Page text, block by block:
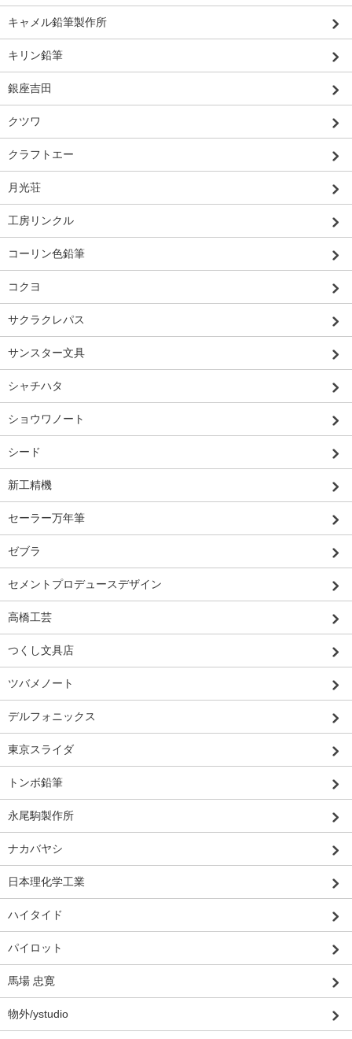
キャメル鉛筆製作所
キリン鉛筆
銀座吉田
クツワ
クラフトエー
月光荘
工房リンクル
コーリン色鉛筆
コクヨ
サクラクレパス
サンスター文具
シャチハタ
ショウワノート
シード
新工精機
セーラー万年筆
ゼブラ
セメントプロデュースデザイン
高橋工芸
つくし文具店
ツバメノート
デルフォニックス
東京スライダ
トンボ鉛筆
永尾駒製作所
ナカバヤシ
日本理化学工業
ハイタイド
パイロット
馬場 忠寛
物外/ystudio